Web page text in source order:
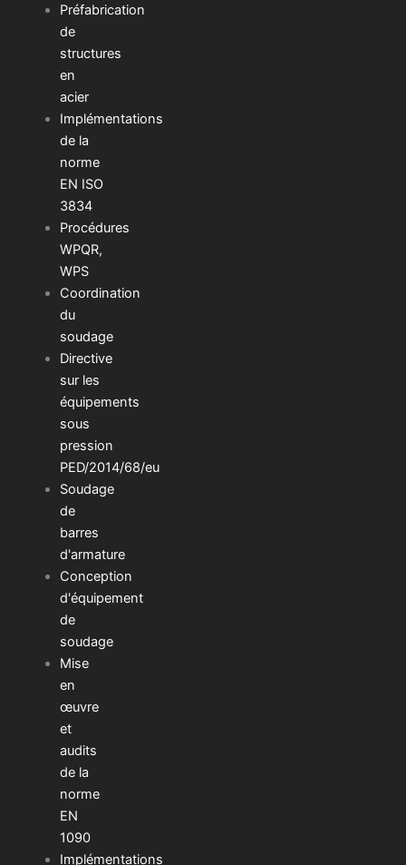
Préfabrication
de
structures
en
acier
Implémentations
de la
norme
EN ISO
3834
Procédures
WPQR,
WPS
Coordination
du
soudage
Directive
sur les
équipements
sous
pression
PED/2014/68/eu
Soudage
de
barres
d'armature
Conception
d'équipement
de
soudage
Mise
en
œuvre
et
audits
de la
norme
EN
1090
Implémentations